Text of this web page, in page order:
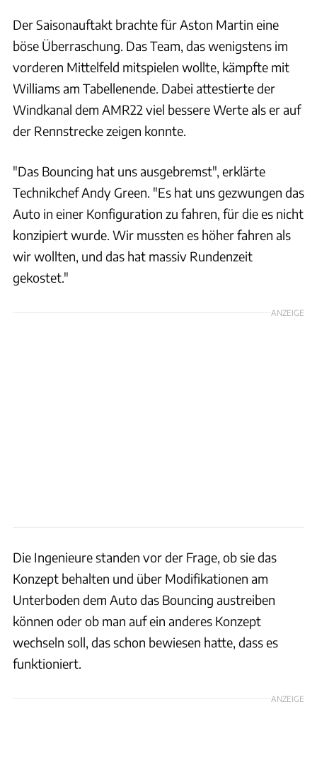
Der Saisonauftakt brachte für Aston Martin eine
böse Überraschung. Das Team, das wenigstens im
vorderen Mittelfeld mitspielen wollte, kämpfte mit
Williams am Tabellenende. Dabei attestierte der
Windkanal dem AMR22 viel bessere Werte als er auf
der Rennstrecke zeigen konnte.
"Das Bouncing hat uns ausgebremst", erklärte
Technikchef Andy Green. "Es hat uns gezwungen das
Auto in einer Konfiguration zu fahren, für die es nicht
konzipiert wurde. Wir mussten es höher fahren als
wir wollten, und das hat massiv Rundenzeit
gekostet."
ANZEIGE
Die Ingenieure standen vor der Frage, ob sie das
Konzept behalten und über Modifikationen am
Unterboden dem Auto das Bouncing austreiben
können oder ob man auf ein anderes Konzept
wechseln soll, das schon bewiesen hatte, dass es
funktioniert.
ANZEIGE